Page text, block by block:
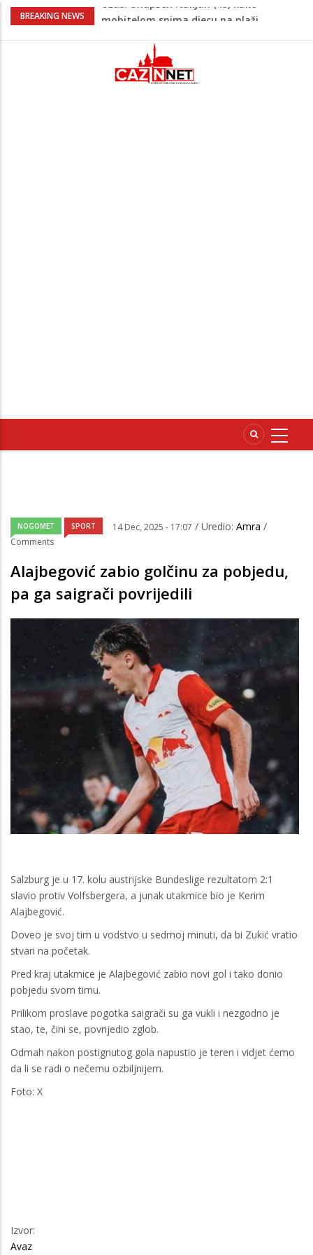
BREAKING NEWS
Čistite dom? Obratite pažnju na stvari
Skandal u UEFA-i: Gianni Infantino
ljubavnici osigurao unapređeno radno
NOGOMET SPORT 14 Dec, 2025 - 17:07 / Uredio: Amra /
Comments
Alajbegović zabio golčinu za pobjedu,
pa ga saigrači povrijedili
Salzburg je u 17. kolu austrijske Bundeslige rezultatom 2:1
slavio protiv Volfsbergera, a junak utakmice bio je Kerim
Alajbegović.
Doveo je svoj tim u vodstvo u sedmoj minuti, da bi Zukić vratio
stvari na početak.
Pred kraj utakmice je Alajbegović zabio novi gol i tako donio
pobjedu svom timu.
Prilikom proslave pogotka saigrači su ga vukli i nezgodno je
stao, te, čini se, povrijedio zglob.
Odmah nakon postignutog gola napustio je teren i vidjet ćemo
da li se radi o nečemu ozbiljnijem.
Foto: X
Izvor:
Avaz